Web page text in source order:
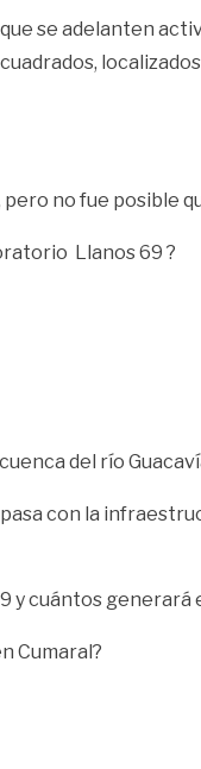
se adelanten
no fue posible
Llanos 69 ?
del río
con la
y cuántos
Cumaral?